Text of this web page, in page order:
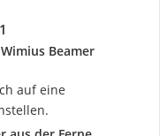
Beamer
auf eine